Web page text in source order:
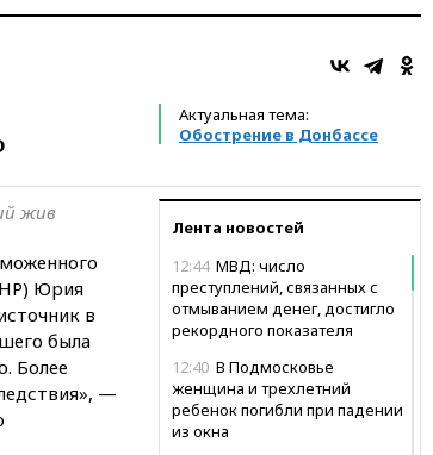
Актуальная тема:
Обострение в Донбассе
Лента новостей
12:44 МВД: число
преступлений, связанных с
отмыванием денег, достигло
рекордного показателя
12:40 В Подмосковье
женщина и трехлетний
ребенок погибли при падении
из окна
жив
Юрия
в
была
Более
—